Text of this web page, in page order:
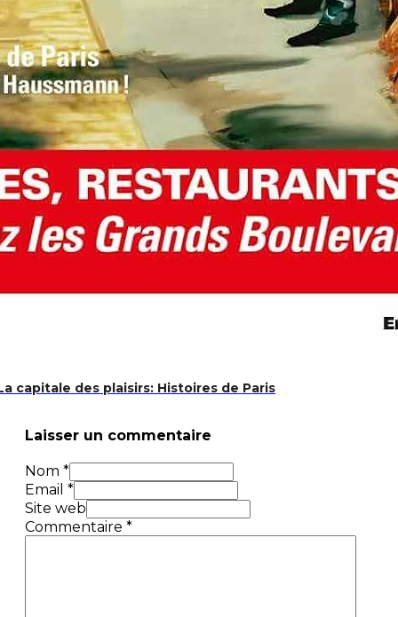
Mêlés en Langue des Signes Française: Ce livre
LSF
capitale des plaisirs: Histoires de Paris
Laisser un commentaire
Nom *
Email *
Site web
Commentaire *